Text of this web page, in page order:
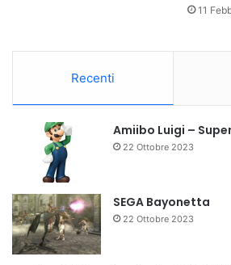
11
Recenti
Amiibo Luigi –
22 Ottobre 2023
SEGA Bayonetta
22 Ottobre 2023